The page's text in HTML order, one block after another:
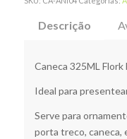
Descrição
Caneca 325ML
Ideal para
Serve para
porta treco, caneca,